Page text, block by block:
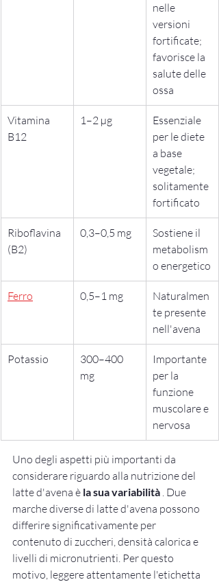
nelle
versioni
fortificate;
favorisce la
salute delle
ossa
Vitamina
B12
1–2 µg
Essenziale
per le diete
a base
vegetale;
solitamente
fortificato
Riboflavina
(B2)
0,3–0,5 mg
Sostiene il
metabolism
o energetico
Ferro 0,5–1 mg
Naturalmen
te presente
nell'avena
Potassio
300–400
mg
Importante
per la
funzione
muscolare e
nervosa
Uno degli aspetti più importanti da
considerare riguardo alla nutrizione del
latte d'avena è la sua variabilità . Due
marche diverse di latte d'avena possono
differire significativamente per
contenuto di zuccheri, densità calorica e
livelli di micronutrienti. Per questo
motivo, leggere attentamente l'etichetta